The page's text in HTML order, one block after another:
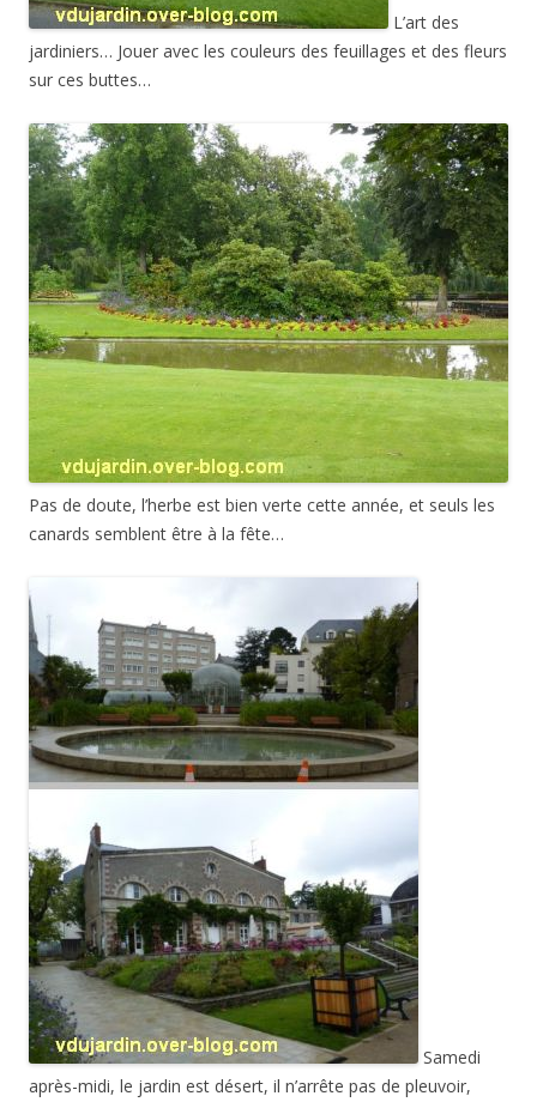
L’art des
jardiniers… Jouer avec les couleurs des feuillages et des fleurs
sur ces buttes…
Pas de doute, l’herbe est bien verte cette année, et seuls les
canards semblent être à la fête…
Samedi
après-midi, le jardin est désert, il n’arrête pas de pleuvoir,